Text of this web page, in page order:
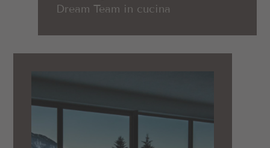
Dream Team in cucina